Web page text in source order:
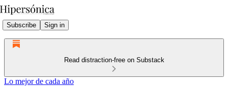
Subscribe Sign in
Read distraction-free on Substack
Lo mejor de cada año